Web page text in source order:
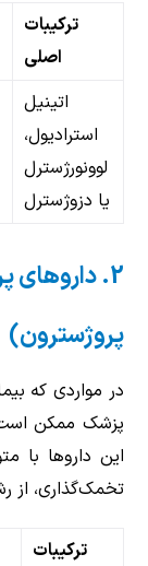
ترکیبات
اصلی
اتینیل
استرادیول،
لوونورژسترل
یا دزوژسترل
2.
پروژسترون)
در مواردی که
پزشک ممکن است
این داروها با
تخمک‌گذاری، از
ترکیبات